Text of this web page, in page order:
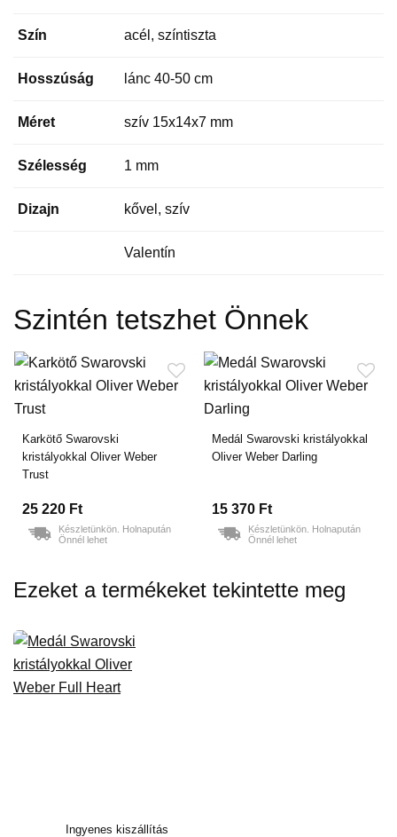
Szín acél, színtiszta
Hosszúság lánc 40-50 cm
Méret szív 15x14x7 mm
Szélesség 1 mm
Dizajn kővel, szív
Valentín
Szintén tetszhet Önnek
Karkötő Swarovski
kristályokkal Oliver Weber
Trust
25 220 Ft
Készletünkön. Holnapután
Önnél lehet
Medál Swarovski kristályokkal
Oliver Weber Darling
15 370 Ft
Készletünkön. Holnapután
Önnél lehet
Ezeket a termékeket tekintette meg
Ingyenes kiszállítás